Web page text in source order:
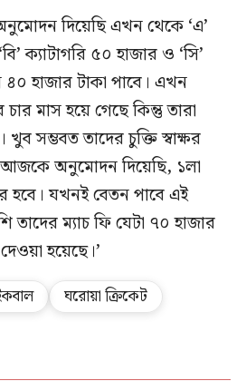
দিয়েছি এখন থেকে ‘এ’
ক্যাটাগরি ৫০ হাজার ও ‘সি’
৪০ হাজার টাকা পাবে। এখন
মাস হয়ে গেছে কিন্তু তারা
সম্ভবত তাদের চুক্তি স্বাক্ষর
আজকে অনুমোদন দিয়েছি, ১লা
হবে। যখনই বেতন পাবে এই
তাদের ম্যাচ ফি যেটা ৭০ হাজার
হয়েছে।’
ঘরোয়া ক্রিকেট